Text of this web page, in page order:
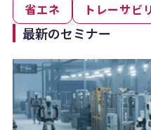
省エネ トレーサビ
最新のセミナー